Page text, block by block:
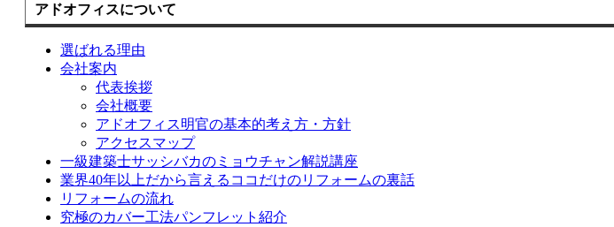
アドオフィスについて
選ばれる理由
会社案内
代表挨拶
会社概要
アドオフィス明官の基本的考え方・方針
アクセスマップ
一級建築士サッシバカのミョウチャン解説講座
業界40年以上だから言えるココだけのリフォームの裏話
リフォームの流れ
究極のカバー工法パンフレット紹介